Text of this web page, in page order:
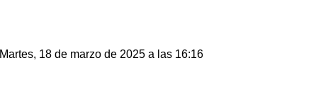
Martes, 18 de marzo de 2025 a las 16:16